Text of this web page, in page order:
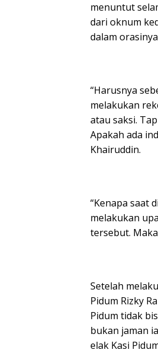
menuntut
dari oknum
dalam
“Harusnya
melakukan
atau saksi.
Apakah ada
Khairuddin.
“Kenapa saat
melakukan
tersebut.
Setelah
Pidum Rizky
Pidum tidak
bukan jaman
elak Kasi